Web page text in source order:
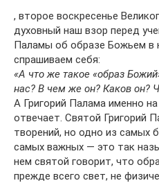
, второе воскресенье
духовный наш взор перед
Паламы об образе Божьем в
спрашиваем себя:
«А что же такое «образ
нас? В чем же он? Каков он?
А Григорий Палама именно
отвечает. Святой Григорий
творений, но одно из самых
самых важных — это так
нем святой говорит, что
прежде всего свет, не